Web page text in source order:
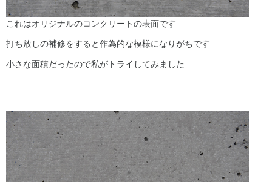
これはオリジナルのコンクリートの表面です
打ち放しの補修をすると作為的な模様になりがちです
小さな面積だったので私がトライしてみました